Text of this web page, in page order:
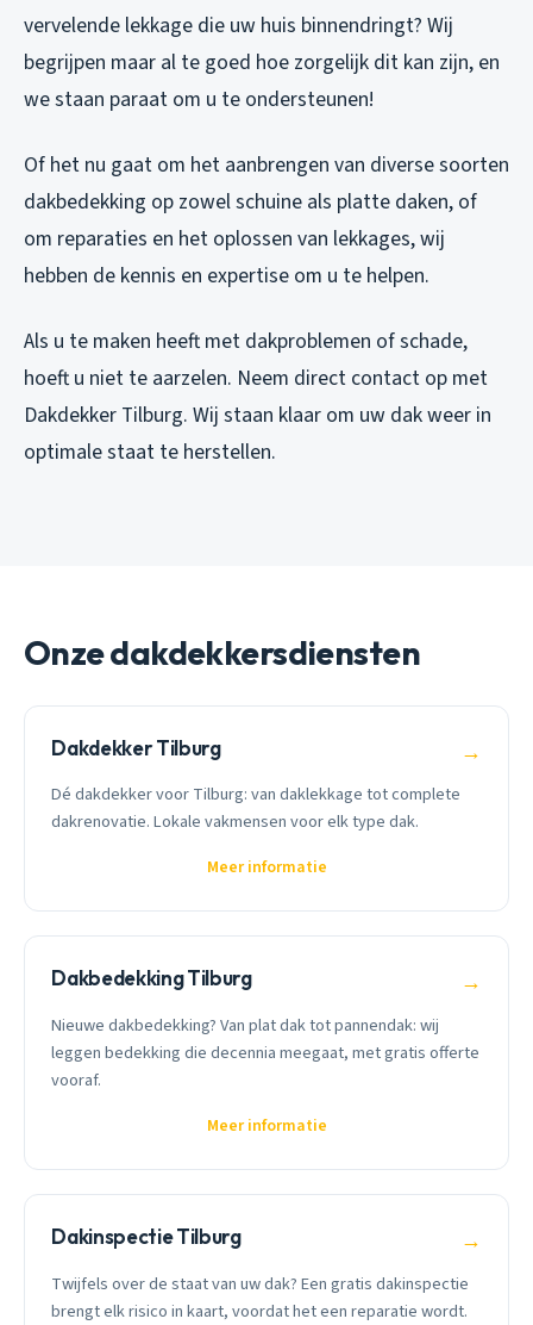
vervelende lekkage die uw huis binnendringt? Wij
begrijpen maar al te goed hoe zorgelijk dit kan zijn, en
we staan paraat om u te ondersteunen!
Of het nu gaat om het aanbrengen van diverse soorten
dakbedekking op zowel schuine als platte daken, of
om reparaties en het oplossen van lekkages, wij
hebben de kennis en expertise om u te helpen.
Als u te maken heeft met dakproblemen of schade,
hoeft u niet te aarzelen. Neem direct contact op met
Dakdekker Tilburg. Wij staan klaar om uw dak weer in
optimale staat te herstellen.
Onze dakdekkersdiensten
Dakdekker Tilburg →
Dé dakdekker voor Tilburg: van daklekkage tot complete
dakrenovatie. Lokale vakmensen voor elk type dak.
Meer informatie
Dakbedekking Tilburg →
Nieuwe dakbedekking? Van plat dak tot pannendak: wij
leggen bedekking die decennia meegaat, met gratis offerte
vooraf.
Meer informatie
Dakinspectie Tilburg →
Twijfels over de staat van uw dak? Een gratis dakinspectie
brengt elk risico in kaart, voordat het een reparatie wordt.